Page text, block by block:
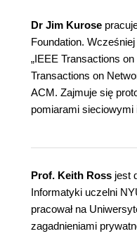
Dr Jim Kurose
Foundation.
„IEEE Transactions
Transactions on
ACM. Zajmuje się
pomiarami sieciowymi
Prof. Keith Ross jest
Informatyki uczelni
pracował na
zagadnieniami